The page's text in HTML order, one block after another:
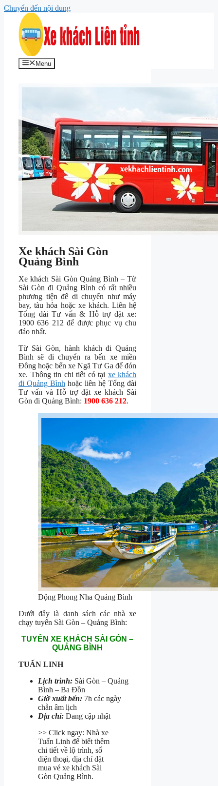
Chuyển đến nội dung
Menu
Xe khách Sài Gòn
Quảng Bình
Xe khách Sài Gòn Quảng Bình – Từ
Sài Gòn đi Quảng Bình có rất nhiều
phương tiện để di chuyển như máy
bay, tàu hỏa hoặc xe khách. Liên hệ
Tổng đài Tư vấn & Hỗ trợ đặt xe:
1900 636 212 để được phục vụ chu
đáo nhất.
Từ Sài Gòn, hành khách đi Quảng
Bình sẽ di chuyển ra bến xe miền
Đông hoặc bến xe Ngã Tư Gađể đón
xe. Thông tin chi tiết có tại xe khách
đi Quảng Bình hoặc liên hệ Tổng đài
Tư vấn và Hỗ trợ đặt xe khách Sài
Gòn đi Quảng Bình: 1900 636 212.
Động Phong Nha Quảng Bình
Dưới đây là danh sách các nhà xe
chạy tuyến Sài Gòn – Quảng Bình:
TUYẾN XE KHÁCH SÀI GÒN –
QUẢNG BÌNH
TUẤN LINH
Lịch trình: Sài Gòn – Quảng
Bình – Ba Đồn
Giờ xuất bến: 7h các ngày
chẵn âm lịch
Địa chỉ: Đang cập nhật
>> Click ngay: Nhà xe
Tuấn Linh để biết thêm
chi tiết về lộ trình, số
điện thoại, địa chỉ đặt
mua vé xe khách Sài
Gòn Quảng Bình.